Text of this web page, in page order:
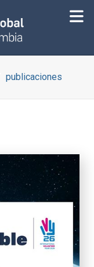
publicaciones